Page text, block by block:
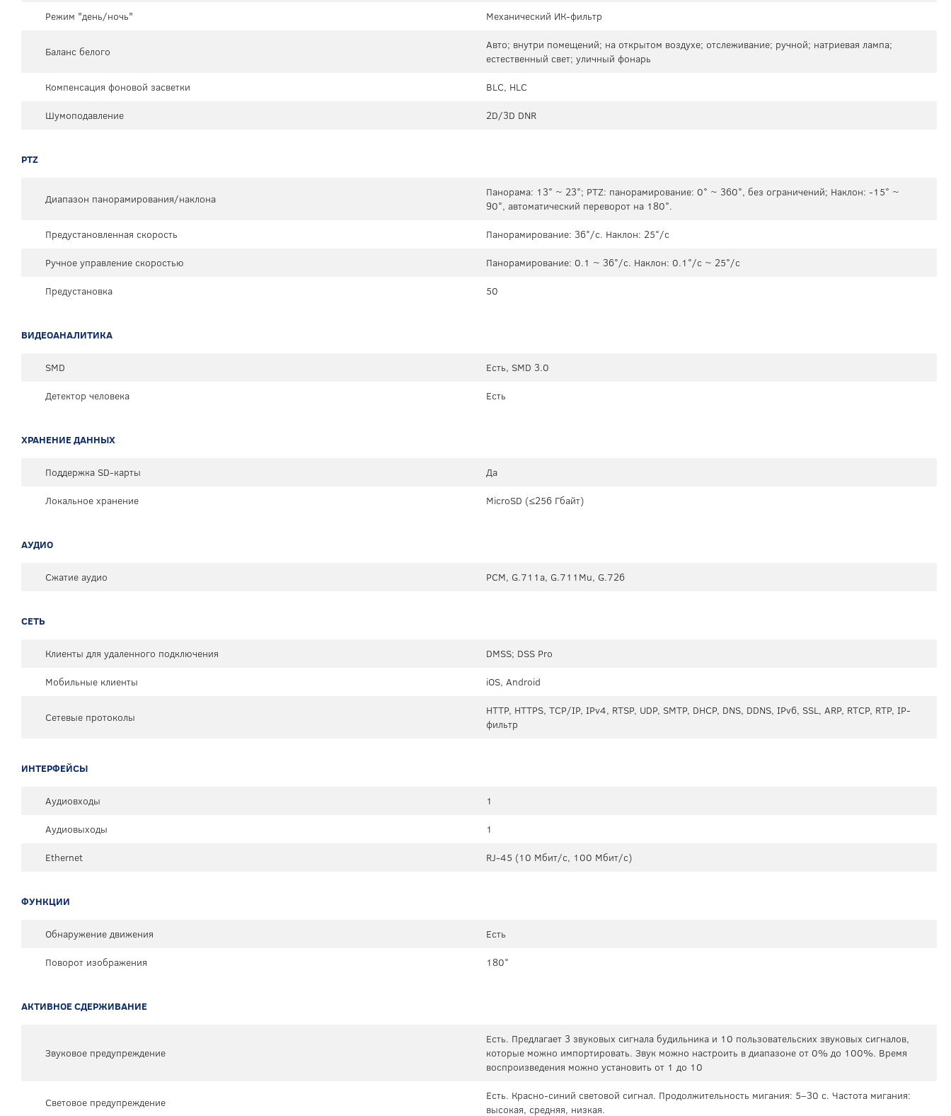
Режим "день/ночь"
Механический ИК-фильтр
Баланс белого
Авто; внутри помещений; на открытом воздухе; отслеживание; ручной; натриевая лампа;
естественный свет; уличный фонарь
Компенсация фоновой засветки
BLC, HLC
Шумоподавление
2D/3D DNR
PTZ
Диапазон панорамирования/наклона
Панорама: 13° ~ 23°; PTZ: панорамирование: 0° ~ 360°, без ограничений; Наклон: -15° ~
90°, автоматический переворот на 180°.
Предустановленная скорость
Панорамирование: 36°/с. Наклон: 25°/с
Ручное управление скоростью
Панорамирование: 0.1 ~ 36°/с. Наклон: 0.1°/с ~ 25°/с
Предустановка
50
ВИДЕОАНАЛИТИКА
SMD
Есть, SMD 3.0
Детектор человека
Есть
ХРАНЕНИЕ ДАННЫХ
Поддержка SD-карты
Да
Локальное хранение
MicroSD (≤256 Гбайт)
АУДИО
Сжатие аудио PCM, G.711a, G.711Mu, G.726
СЕТЬ
Клиенты для удаленного подключения
DMSS; DSS Pro
Мобильные клиенты
iOS, Android
Сетевые протоколы
HTTP, HTTPS, TCP/IP, IPv4, RTSP, UDP, SMTP, DHCP, DNS, DDNS, IPv6, SSL, ARP, RTCP, RTP, IP-
фильтр
ИНТЕРФЕЙСЫ
Аудиовходы
1
Аудиовыходы
1
Ethernet
RJ-45 (10 Мбит/с, 100 Мбит/с)
ФУНКЦИИ
Обнаружение движения
Есть
Поворот изображения
180°
АКТИВНОЕ СДЕРЖИВАНИЕ
Звуковое предупреждение
Есть. Предлагает 3 звуковых сигнала будильника и 10 пользовательских звуковых сигналов,
которые можно импортировать. Звук можно настроить в диапазоне от 0% до 100%. Время
воспроизведения можно установить от 1 до 10
Световое предупреждение
Есть. Красно-синий световой сигнал. Продолжительность мигания: 5–30 с. Частота мигания:
высокая, средняя, ​​низкая.